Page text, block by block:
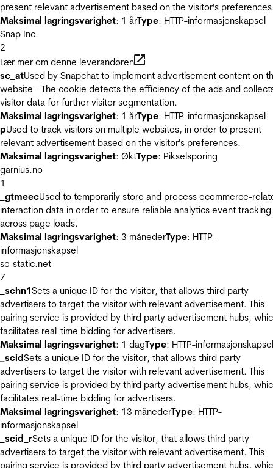
present relevant advertisement based on the visitor's
Maksimal lagringsvarighet: 1 årType: HTTP-informasjonskapsel
Snap Inc.
2
Lær mer om denne leverandøren
sc_atUsed by Snapchat to implement advertisement content on
website - The cookie detects the efficiency of the ads and
visitor data for further visitor segmentation.
Maksimal lagringsvarighet: 1 årType: HTTP-informasjonskapsel
pUsed to track visitors on multiple websites, in order to present
relevant advertisement based on the visitor's preferences.
Maksimal lagringsvarighet: ØktType: Pikselsporing
garnius.no
1
_gtmeecUsed to temporarily store and process ecommerce-
interaction data in order to ensure reliable analytics event tracking
across page loads.
Maksimal lagringsvarighet: 3 månederType: HTTP-
informasjonskapsel
sc-static.net
7
_schn1Sets a unique ID for the visitor, that allows third party
advertisers to target the visitor with relevant advertisement. This
pairing service is provided by third party advertisement hubs,
facilitates real-time bidding for advertisers.
Maksimal lagringsvarighet: 1 dagType: HTTP-informasjonskapsel
_scidSets a unique ID for the visitor, that allows third party
advertisers to target the visitor with relevant advertisement. This
pairing service is provided by third party advertisement hubs,
facilitates real-time bidding for advertisers.
Maksimal lagringsvarighet: 13 månederType: HTTP-
informasjonskapsel
_scid_rSets a unique ID for the visitor, that allows third party
advertisers to target the visitor with relevant advertisement. This
pairing service is provided by third party advertisement hubs,